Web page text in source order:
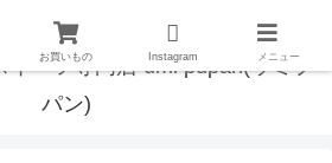
お買いもの Instagram メニュー